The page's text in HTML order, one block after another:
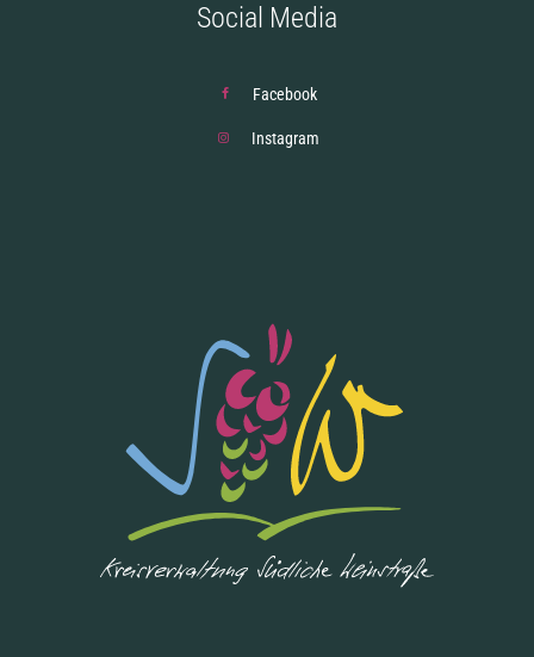
Social Media
Facebook
Instagram